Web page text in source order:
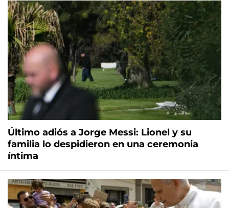
Último adiós a Jorge Messi: Lionel y su
familia lo despidieron en una ceremonia
íntima